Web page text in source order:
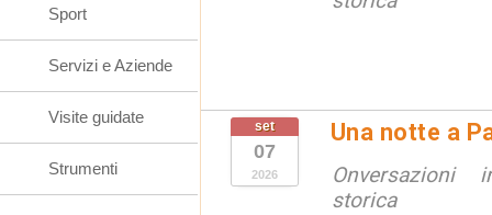
set
07
2026
Una notte a
Onversazioni
storica
Sport
Servizi e Aziende
Visite guidate
Strumenti